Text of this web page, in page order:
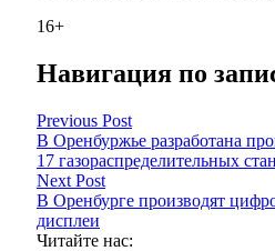
16+
Навигация по
Previous Post
В Оренбуржье разработана
17 газораспределительных
Next Post
В Оренбурге производят
дисплеи
Читайте нас: